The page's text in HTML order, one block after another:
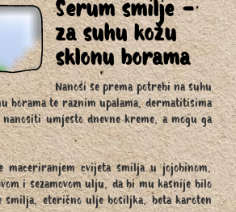
Serum smilje -
za suhu kožu
sklonu borama
Nanosi se prema potrebi na suhu
borama te raznim upalama, dermatitisima
umjesto dnevne kreme, a mogu ga
maceriranjem cvijeta smilja u jojobinom,
i sezamovom ulju, da bi mu kasnije bilo
smilja, eterično ulje bosiljka, beta karoten